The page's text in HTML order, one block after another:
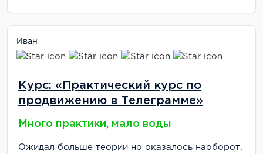
Иван
Курс: «Практический курс по
продвижению в Телеграмме»
Много практики, мало воды
Ожидал больше теории но оказалось наоборот.